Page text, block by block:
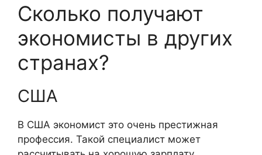
Сколько получают
экономисты в других
странах?
США
В США экономист это очень престижная
профессия. Такой специалист может